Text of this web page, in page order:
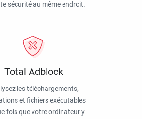
sécurité au même endroit.
Total Adblock
les téléchargements,
et fichiers exécutables
fois que votre ordinateur y